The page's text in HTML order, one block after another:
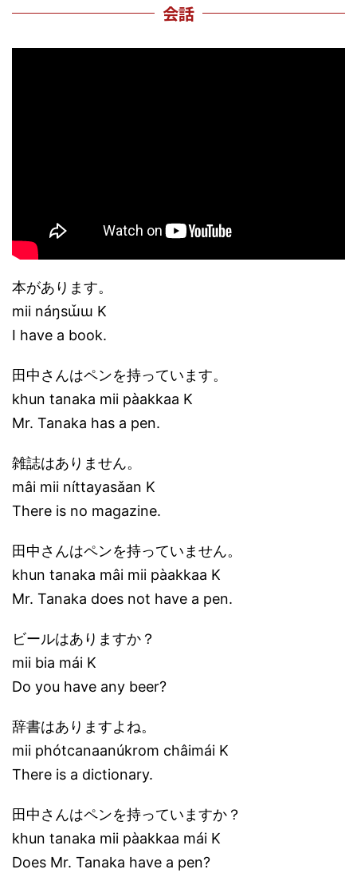
会話
本があります。
mii náŋsɯ̌ɯ K
I have a book.
田中さんはペンを持っています。
khun tanaka mii pàakkaa K
Mr. Tanaka has a pen.
雑誌はありません。
mâi mii níttayasǎan K
There is no magazine.
田中さんはペンを持っていません。
khun tanaka mâi mii pàakkaa K
Mr. Tanaka does not have a pen.
ビールはありますか？
mii bia mái K
Do you have any beer?
辞書はありますよね。
mii phótcanaanúkrom châimái K
There is a dictionary.
田中さんはペンを持っていますか？
khun tanaka mii pàakkaa mái K
Does Mr. Tanaka have a pen?